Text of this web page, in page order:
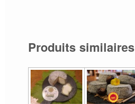
Produits similaires